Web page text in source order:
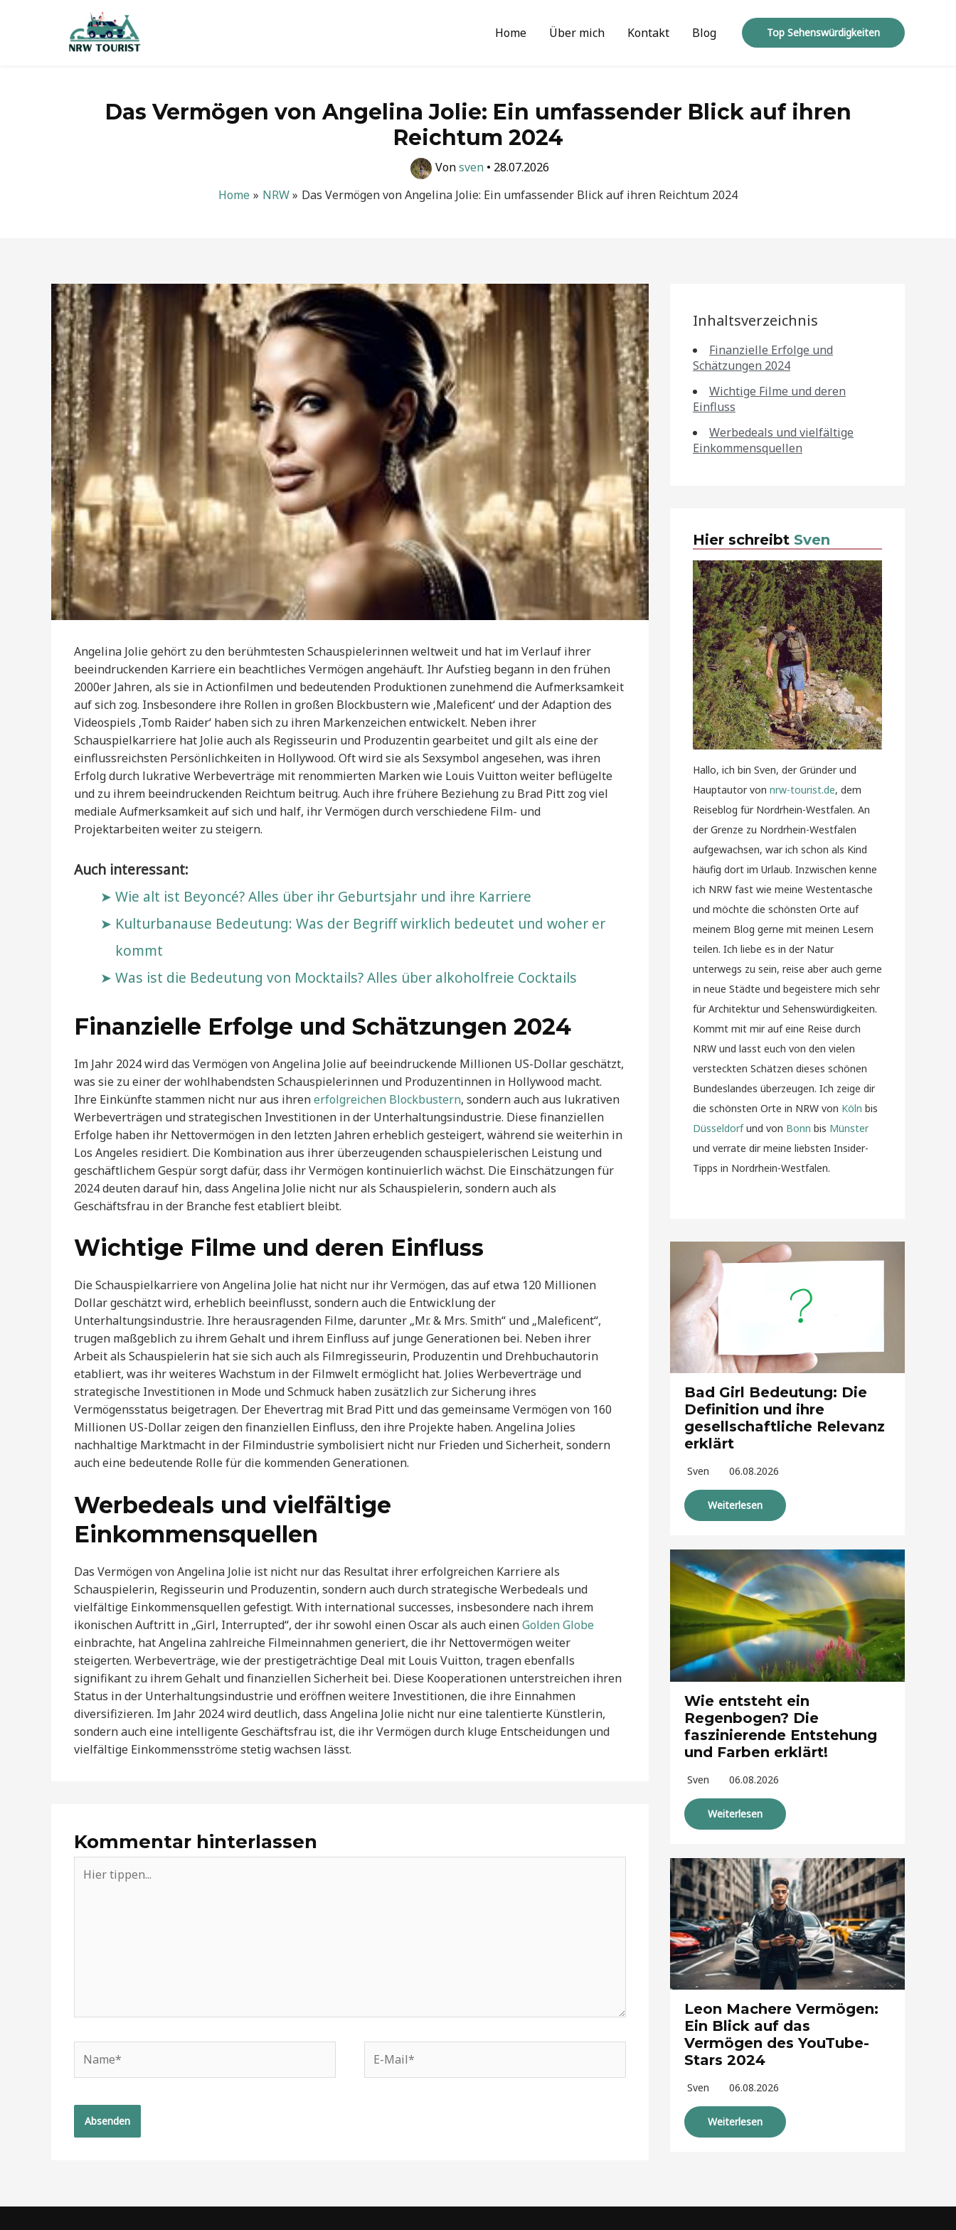
Home Über mich Kontakt Blog Top Sehenswürdigkeiten
Das Vermögen von Angelina Jolie: Ein umfassender Blick auf ihren
Reichtum 2024
Vonsven • 28.07.2026
Home
NRW Das Vermögen von Angelina Jolie: Ein umfassender Blick auf ihren Reichtum 2024
Angelina Jolie gehört zu den berühmtesten Schauspielerinnen weltweit und hat im Verlauf ihrer
beeindruckenden Karriere ein beachtliches Vermögen angehäuft. Ihr Aufstieg begann in den frühen
2000er Jahren, als sie in Actionfilmen und bedeutenden Produktionen zunehmend die Aufmerksamkeit
auf sich zog. Insbesondere ihre Rollen in großen Blockbustern wie ‚Maleficent‘ und der Adaption des
Videospiels ‚Tomb Raider‘ haben sich zu ihren Markenzeichen entwickelt. Neben ihrer
Schauspielkarriere hat Jolie auch als Regisseurin und Produzentin gearbeitet und gilt als eine der
einflussreichsten Persönlichkeiten in Hollywood. Oft wird sie als Sexsymbol angesehen, was ihren
Erfolg durch lukrative Werbeverträge mit renommierten Marken wie Louis Vuitton weiter beflügelte
und zu ihrem beeindruckenden Reichtum beitrug. Auch ihre frühere Beziehung zu Brad Pitt zog viel
mediale Aufmerksamkeit auf sich und half, ihr Vermögen durch verschiedene Film- und
Projektarbeiten weiter zu steigern.
Auch interessant:
Wie alt ist Beyoncé? Alles über ihr Geburtsjahr und ihre Karriere
Kulturbanause Bedeutung: Was der Begriff wirklich bedeutet und woher er
kommt
Was ist die Bedeutung von Mocktails? Alles über alkoholfreie Cocktails
Finanzielle Erfolge und Schätzungen 2024
Im Jahr 2024 wird das Vermögen von Angelina Jolie auf beeindruckende Millionen US-Dollar geschätzt,
was sie zu einer der wohlhabendsten Schauspielerinnen und Produzentinnen in Hollywood macht.
Ihre Einkünfte stammen nicht nur aus ihrenerfolgreichen Blockbustern, sondern auch aus lukrativen
Werbeverträgen und strategischen Investitionen in der Unterhaltungsindustrie. Diese finanziellen
Erfolge haben ihr Nettovermögen in den letzten Jahren erheblich gesteigert, während sie weiterhin in
Los Angeles residiert. Die Kombination aus ihrer überzeugenden schauspielerischen Leistung und
geschäftlichem Gespür sorgt dafür, dass ihr Vermögen kontinuierlich wächst. Die Einschätzungen für
2024 deuten darauf hin, dass Angelina Jolie nicht nur als Schauspielerin, sondern auch als
Geschäftsfrau in der Branche fest etabliert bleibt.
Wichtige Filme und deren Einfluss
Die Schauspielkarriere von Angelina Jolie hat nicht nur ihr Vermögen, das auf etwa 120 Millionen
Dollar geschätzt wird, erheblich beeinflusst, sondern auch die Entwicklung der
Unterhaltungsindustrie. Ihre herausragenden Filme, darunter „Mr. & Mrs. Smith“ und „Maleficent“,
trugen maßgeblich zu ihrem Gehalt und ihrem Einfluss auf junge Generationen bei. Neben ihrer
Arbeit als Schauspielerin hat sie sich auch als Filmregisseurin, Produzentin und Drehbuchautorin
etabliert, was ihr weiteres Wachstum in der Filmwelt ermöglicht hat. Jolies Werbeverträge und
strategische Investitionen in Mode und Schmuck haben zusätzlich zur Sicherung ihres
Vermögensstatus beigetragen. Der Ehevertrag mit Brad Pitt und das gemeinsame Vermögen von 160
Millionen US-Dollar zeigen den finanziellen Einfluss, den ihre Projekte haben. Angelina Jolies
nachhaltige Marktmacht in der Filmindustrie symbolisiert nicht nur Frieden und Sicherheit, sondern
auch eine bedeutende Rolle für die kommenden Generationen.
Werbedeals und vielfältige
Einkommensquellen
Das Vermögen von Angelina Jolie ist nicht nur das Resultat ihrer erfolgreichen Karriere als
Schauspielerin, Regisseurin und Produzentin, sondern auch durch strategische Werbedeals und
vielfältige Einkommensquellen gefestigt. With international successes, insbesondere nach ihrem
ikonischen Auftritt in „Girl, Interrupted“, der ihr sowohl einen Oscar als auch einenGolden Globe
einbrachte, hat Angelina zahlreiche Filmeinnahmen generiert, die ihr Nettovermögen weiter
steigerten. Werbeverträge, wie der prestigeträchtige Deal mit Louis Vuitton, tragen ebenfalls
signifikant zu ihrem Gehalt und finanziellen Sicherheit bei. Diese Kooperationen unterstreichen ihren
Status in der Unterhaltungsindustrie und eröffnen weitere Investitionen, die ihre Einnahmen
diversifizieren. Im Jahr 2024 wird deutlich, dass Angelina Jolie nicht nur eine talentierte Künstlerin,
sondern auch eine intelligente Geschäftsfrau ist, die ihr Vermögen durch kluge Entscheidungen und
vielfältige Einkommensströme stetig wachsen lässt.
Kommentar hinterlassen
tippen...
Mail*
Inhaltsverzeichnis
Finanzielle Erfolge und
Schätzungen 2024
Wichtige Filme und deren
Einfluss
Werbedeals und vielfältige
Einkommensquellen
Hier schreibt Sven
Hallo, ich bin Sven, der Gründer und
Hauptautor von nrw-tourist.de, dem
Reiseblog für Nordrhein-Westfalen. An
der Grenze zu Nordrhein-Westfalen
aufgewachsen, war ich schon als Kind
häufig dort im Urlaub. Inzwischen kenne
ich NRW fast wie meine Westentasche
und möchte die schönsten Orte auf
meinem Blog gerne mit meinen Lesern
teilen. Ich liebe es in der Natur
unterwegs zu sein, reise aber auch gerne
in neue Städte und begeistere mich sehr
für Architektur und Sehenswürdigkeiten.
Kommt mit mir auf eine Reise durch
NRW und lasst euch von den vielen
versteckten Schätzen dieses schönen
Bundeslandes überzeugen. Ich zeige dir
die schönsten Orte in NRW von Köln bis
Düsseldorfund von Bonn bis Münster
und verrate dir meine liebsten Insider-
Tipps in Nordrhein-Westfalen.
Bad Girl Bedeutung: Die
Definition und ihre
gesellschaftliche Relevanz
erklärt
Sven 06.08.2026
Weiterlesen
Wie entsteht ein
Regenbogen? Die
faszinierende Entstehung
und Farben erklärt!
Sven 06.08.2026
Weiterlesen
Leon Machere Vermögen:
Ein Blick auf das
Vermögen des YouTube-
Stars 2024
Sven 06.08.2026
Weiterlesen